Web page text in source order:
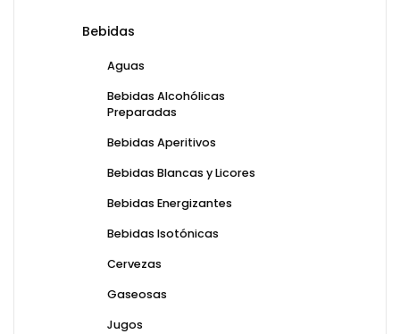
Bebidas
Aguas
Bebidas Alcohólicas
Preparadas
Bebidas Aperitivos
Bebidas Blancas y Licores
Bebidas Energizantes
Bebidas Isotónicas
Cervezas
Gaseosas
Jugos